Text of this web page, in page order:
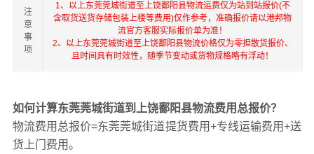
注
意
事
项
1、以上东莞莞城街道至上饶鄱阳县物流运费仅为站到站报价(不
含取货送货存储包装上楼等费用)仅作参考，准确报价请以港邦物
流官方客服实际报价单为准！
2、以上东莞莞城街道至上饶鄱阳县物流价格仅为零担散货报价、
且时间具有时效性，随季节变动或货物规格略有浮动！
如何计算东莞莞城街道到上饶鄱阳县物流费用总报价？
物流费用总报价=东莞莞城街道提货费用+专线运输费用+送
货上门费用。